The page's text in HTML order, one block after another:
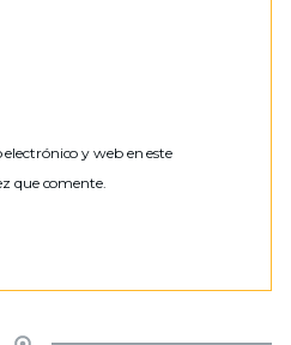
y web en este
que comente.